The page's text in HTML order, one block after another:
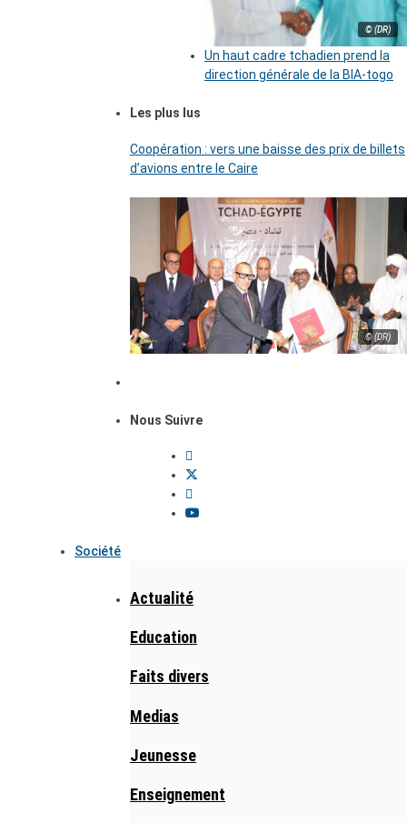
© (DR)
Un haut cadre tchadien prend la
direction générale de la BIA-togo
Les plus lus
Coopération : vers une baisse des prix de billets
d’avions entre le Caire
© (DR)
Nous Suivre
Société
Actualité
Education
Faits divers
Medias
Jeunesse
Enseignement